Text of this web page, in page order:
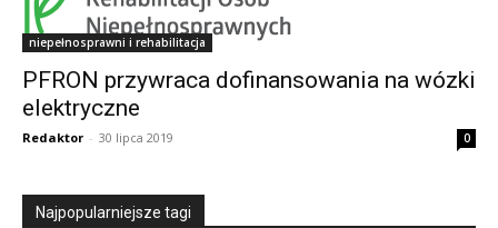
niepełnosprawni i rehabilitacja
PFRON przywraca dofinansowania na wózki
elektryczne
Redaktor - 30 lipca 2019 0
Najpopularniejsze tagi